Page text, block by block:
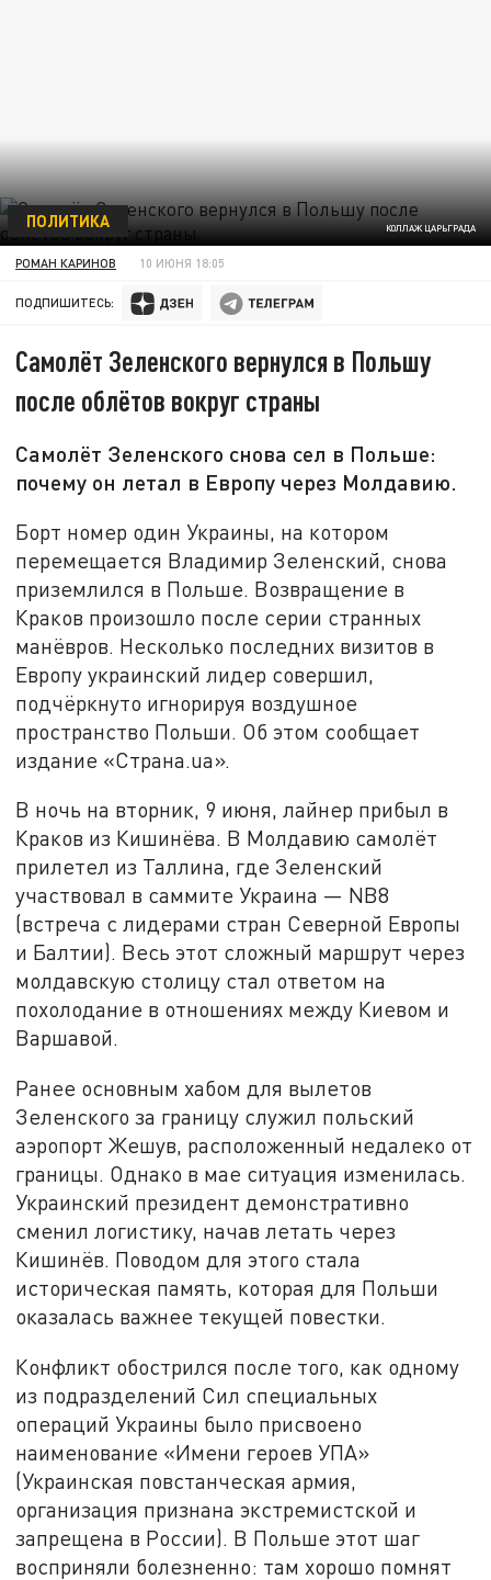
КОЛЛАЖ ЦАРЬГРАДА
ПОЛИТИКА
РОМАН КАРИНОВ 10 ИЮНЯ 18:05
ПОДПИШИТЕСЬ:
Самолёт Зеленского вернулся в Польшу
после облётов вокруг страны
Самолёт Зеленского снова сел в Польше:
почему он летал в Европу через Молдавию.
Борт номер один Украины, на котором
перемещается Владимир Зеленский, снова
приземлился в Польше. Возвращение в
Краков произошло после серии странных
манёвров. Несколько последних визитов в
Европу украинский лидер совершил,
подчёркнуто игнорируя воздушное
пространство Польши. Об этом сообщает
издание «Страна.ua».
В ночь на вторник, 9 июня, лайнер прибыл в
Краков из Кишинёва. В Молдавию самолёт
прилетел из Таллина, где Зеленский
участвовал в саммите Украина — NB8
(встреча с лидерами стран Северной Европы
и Балтии). Весь этот сложный маршрут через
молдавскую столицу стал ответом на
похолодание в отношениях между Киевом и
Варшавой.
Ранее основным хабом для вылетов
Зеленского за границу служил польский
аэропорт Жешув, расположенный недалеко от
границы. Однако в мае ситуация изменилась.
Украинский президент демонстративно
сменил логистику, начав летать через
Кишинёв. Поводом для этого стала
историческая память, которая для Польши
оказалась важнее текущей повестки.
Конфликт обострился после того, как одному
из подразделений Сил специальных
операций Украины было присвоено
наименование «Имени героев УПА»
(Украинская повстанческая армия,
организация признана экстремистской и
запрещена в России). В Польше этот шаг
восприняли болезненно: там хорошо помнят